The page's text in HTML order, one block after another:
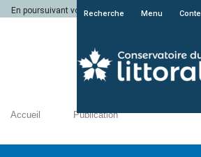
En poursuivant votre navigation sur le site du
Recherche Menu
Accueil Publication